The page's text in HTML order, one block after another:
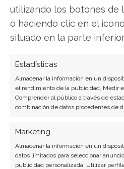
utilizando los botones de
o haciendo clic en el
situado en la parte
Estadísticas
Almacenar la información en un
el rendimiento de la publicidad, Medir
Comprender al público a través de
combinación de datos procedentes de
Marketing
Almacenar la información en un
datos limitados para seleccionar
publicidad personalizada, Utilizar
del sector